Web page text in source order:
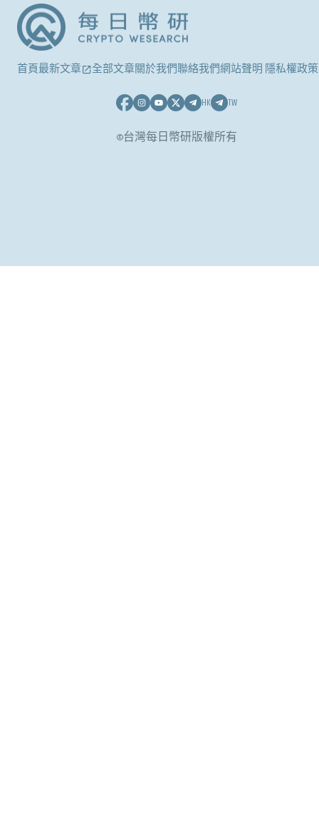
首頁最新文章 全部文章關於我們聯絡我們網站聲明 隱私權政策
HK TW
©台灣每日幣研版權所有